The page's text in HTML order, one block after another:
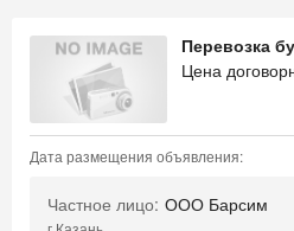
Перевозка
Цена
Дата размещения объявления:
Частное лицо: ООО Барсим